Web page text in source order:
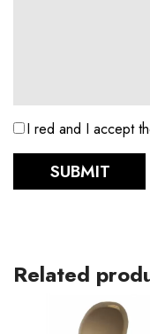
I red and I accept
SUBMIT
Related